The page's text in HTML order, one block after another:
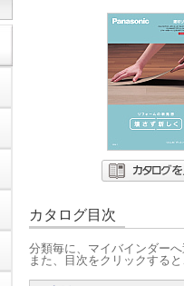
カタログ目次
分類毎に、マイバインダー
また、目次をクリックする